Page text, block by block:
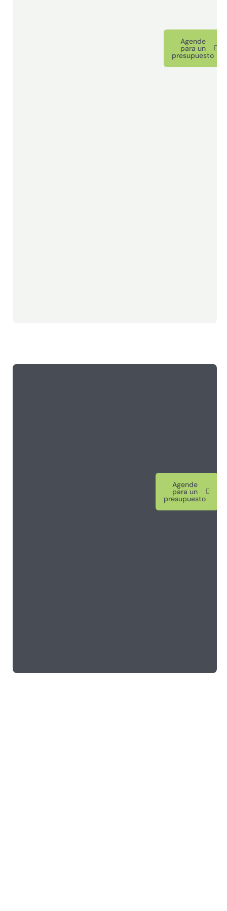
Agende
para un
presupuesto
Agende
para un
presupuesto